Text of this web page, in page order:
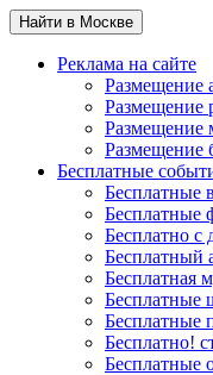
Найти в Москве
Реклама на сайте
Размещение
Размещение
Размещение
Размещение
Бесплатные
Бесплатные
Бесплатные
Бесплатно с
Бесплатный
Бесплатная
Бесплатные
Бесплатные
Бесплатно!
Бесплатные